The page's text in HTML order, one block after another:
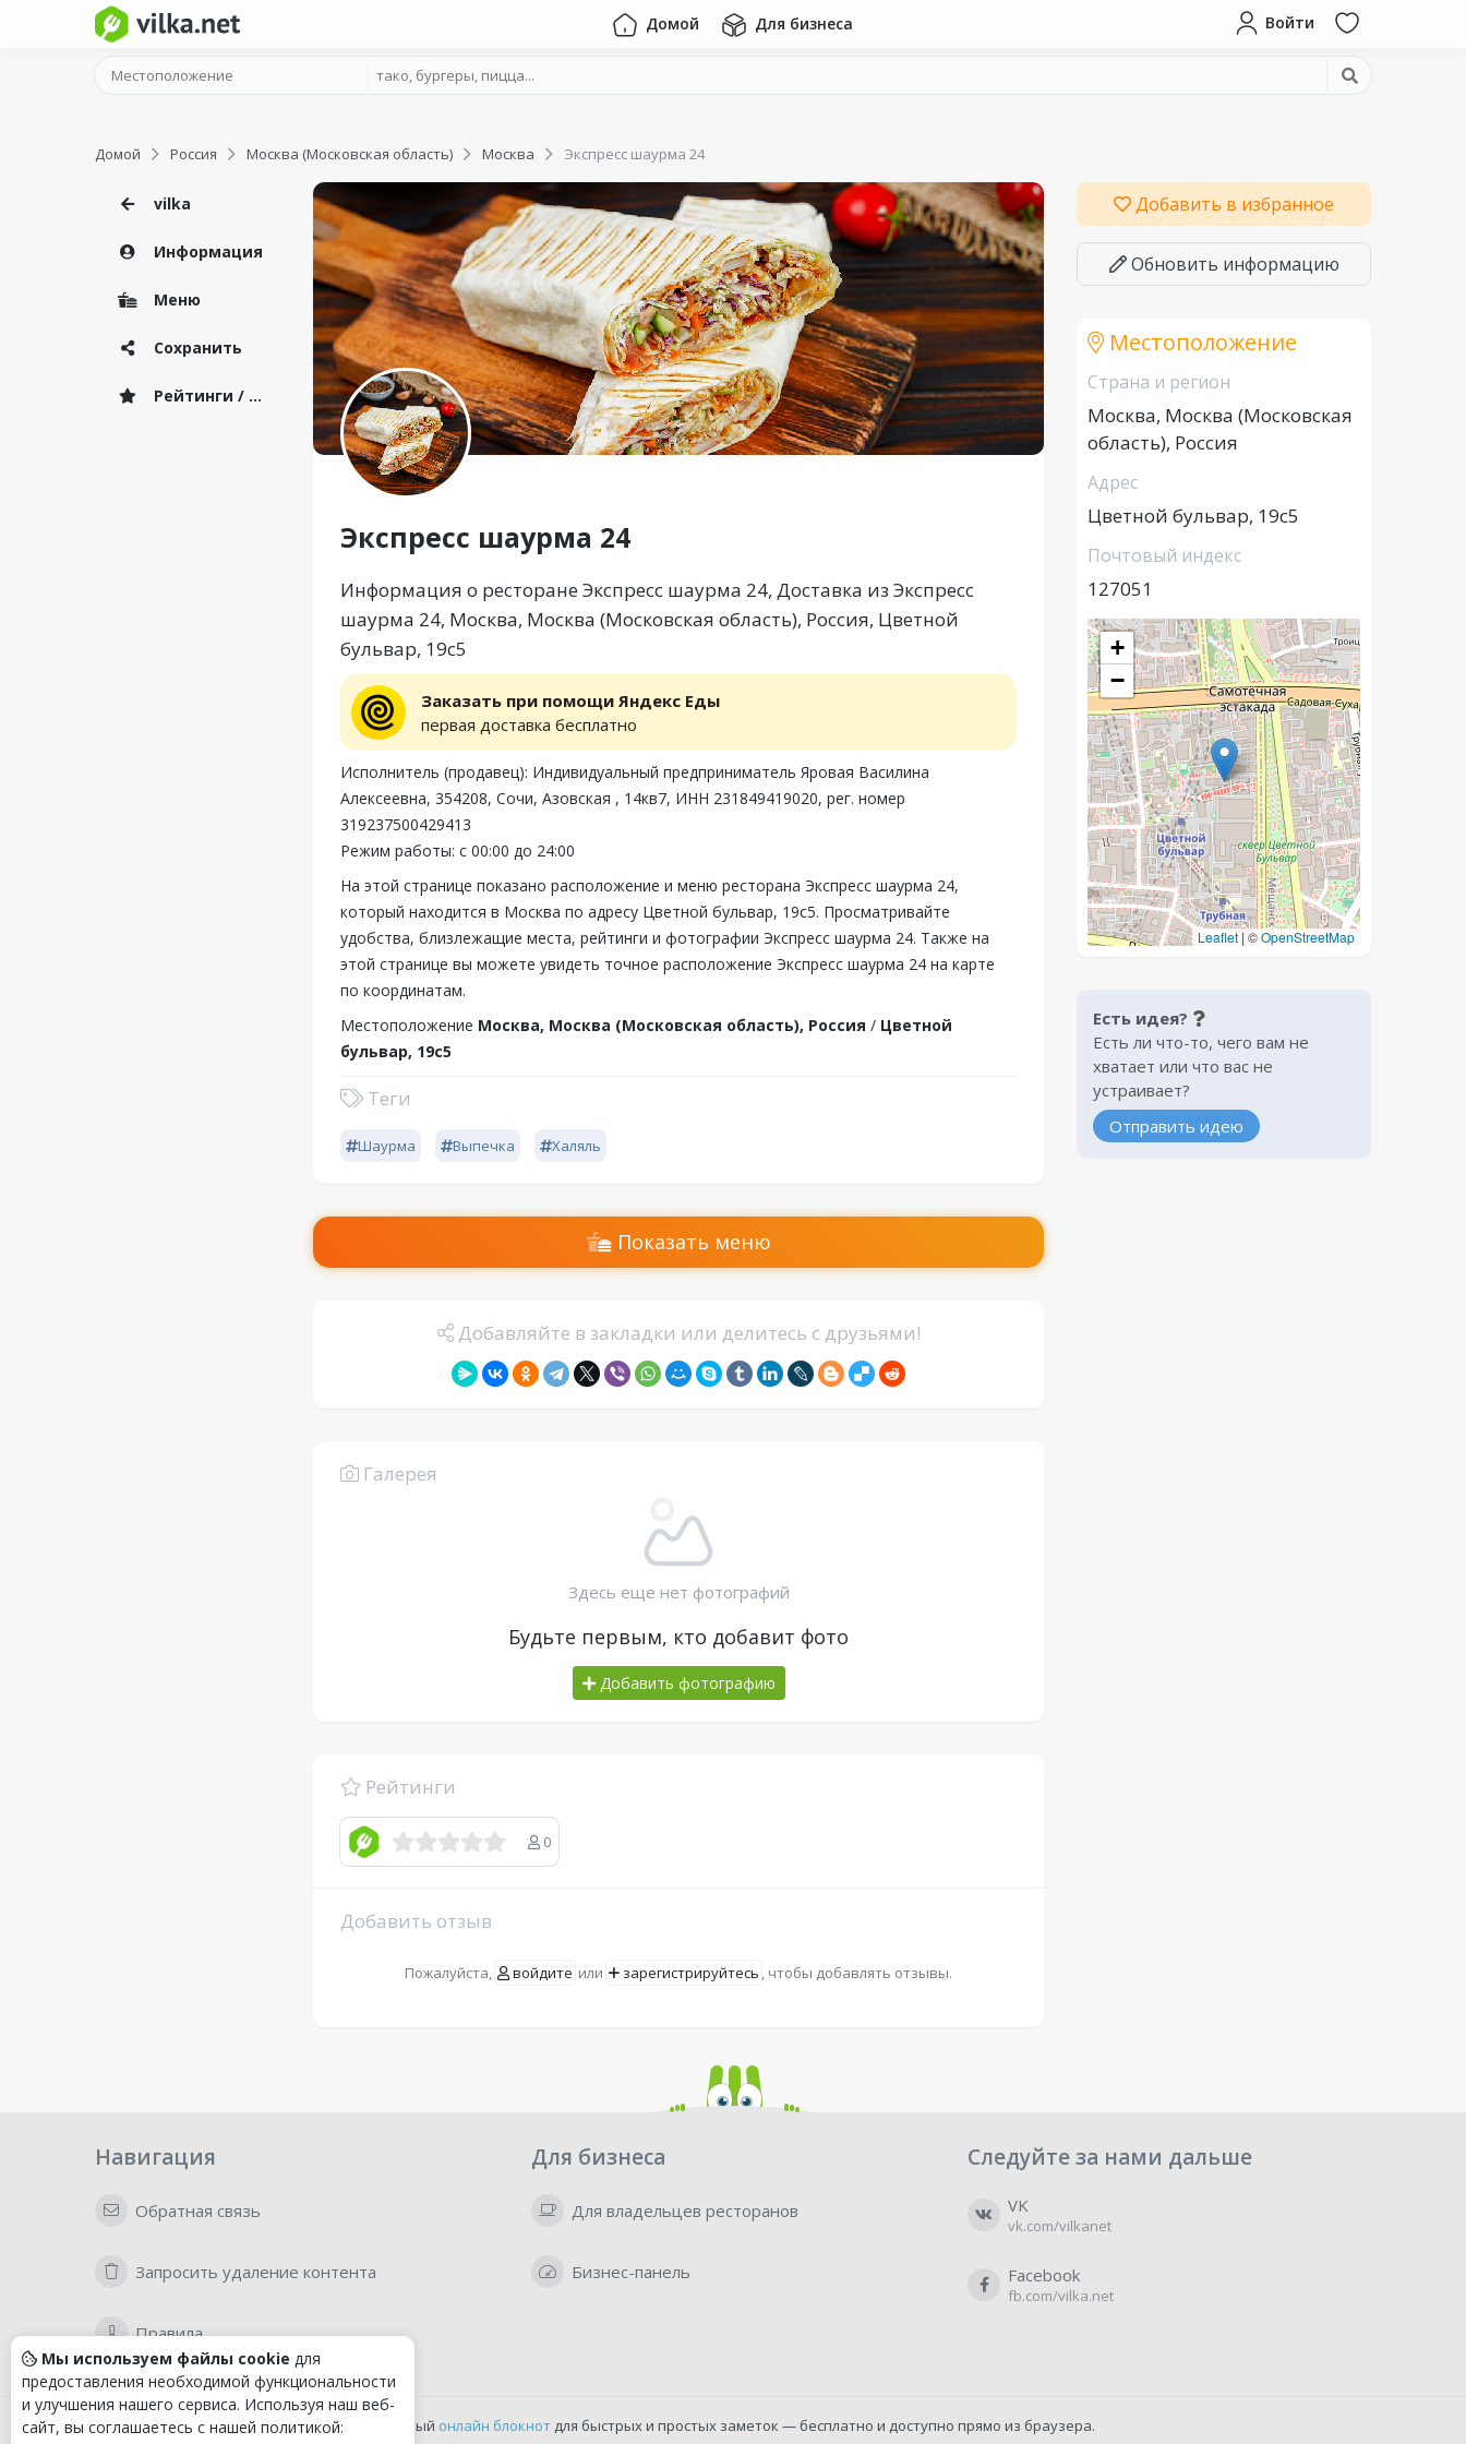
Домой Для бизнеса Войти
Домой Россия Москва (Московская область) Москва Экспресс шаурма 24
vilka
Информация
Меню
Сохранить
Рейтинги / Отзывы
Экспресс шаурма 24
Информация о ресторане Экспресс шаурма 24, Доставка из Экспресс
шаурма 24, Москва, Москва (Московская область), Россия, Цветной
бульвар, 19с5
Заказать при помощи Яндекс Еды
первая доставка бесплатно
Исполнитель (продавец): Индивидуальный предприниматель Яровая Василина
Алексеевна, 354208, Сочи, Азовская , 14кв7, ИНН 231849419020, рег. номер
319237500429413
Режим работы: с 00:00 до 24:00
На этой странице показано расположение и меню ресторана Экспресс шаурма 24,
который находится в Москва по адресу Цветной бульвар, 19с5. Просматривайте
удобства, близлежащие места, рейтинги и фотографии Экспресс шаурма 24. Также на
этой странице вы можете увидеть точное расположение Экспресс шаурма 24 на карте
по координатам.
Местоположение Москва, Москва (Московская область), Россия / Цветной
бульвар, 19с5
Теги
Шаурма Выпечка Халяль
Показать меню
Добавляйте в закладки или делитесь с друзьями!
Галерея
Здесь еще нет фотографий
Будьте первым, кто добавит фото
Добавить фотографию
Рейтинги
0
Добавить отзыв
Пожалуйста, войдите или зарегистрируйтесь , чтобы добавлять отзывы.
Добавить в избранное
Обновить информацию
Местоположение
Страна и регион
Москва, Москва (Московская
область), Россия
Адрес
Цветной бульвар, 19с5
Почтовый индекс
127051
+
−
Leaflet |©OpenStreetMap
Есть идея?
Есть ли что-то, чего вам не
хватает или что вас не
устраивает?
Отправить идею
Навигация
Обратная связь
Запросить удаление контента
Правила
Для бизнеса
Для владельцев ресторанов
Бизнес-панель
Следуйте за нами дальше
VK
vk.com/vilkanet
Facebook
fb.com/vilka.net
Удобный онлайн блокнотдля быстрых и простых заметок — бесплатно и доступно прямо из браузера.
Мы используем файлы cookie для
предоставления необходимой функциональности
и улучшения нашего сервиса. Используя наш веб-
сайт, вы соглашаетесь с нашей политикой: